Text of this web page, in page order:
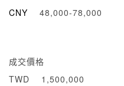
CNY
48,000-78,000
成交價格
TWD
1,500,000